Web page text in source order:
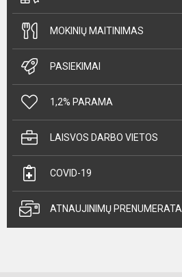
MOKINIŲ MAITINIMAS
PASIEKIMAI
1,2% PARAMA
LAISVOS DARBO VIETOS
COVID-19
ATNAUJINIMŲ PRENUMERATA